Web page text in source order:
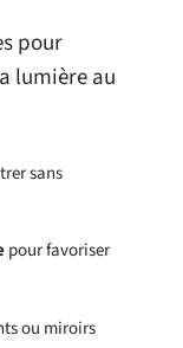
pour
lumière au
sans
pour favoriser
ou miroirs